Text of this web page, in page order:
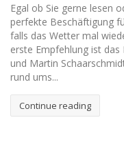
Egal ob Sie gerne lesen
perfekte Beschäftigung
falls das Wetter mal
erste Empfehlung ist das
und Martin
rund ums...
Continue reading